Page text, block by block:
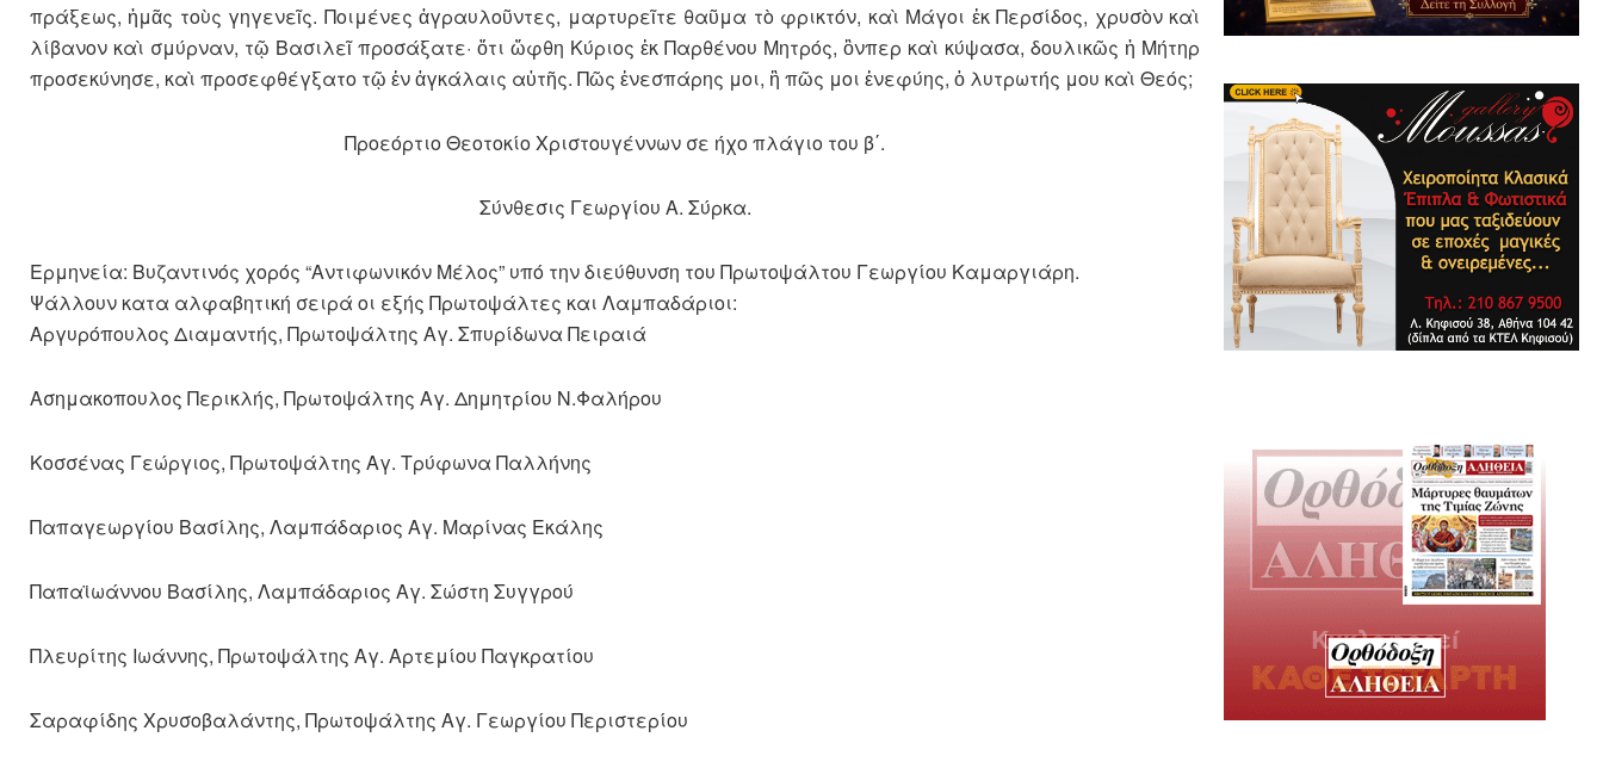
πράξεως, ἡμᾶς τοὺς γηγενεῖς. Ποιμένες ἀγραυλοῦντες, μαρτυρεῖτε θαῦμα τὸ φρικτόν, καὶ Μάγοι ἐκ Περσίδος, χρυσὸν καὶ
λίβανον καὶ σμύρναν, τῷ Βασιλεῖ προσάξατε· ὅτι ὤφθη Κύριος ἐκ Παρθένου Μητρός, ὃνπερ καὶ κύψασα, δουλικῶς ἡ Μήτηρ
προσεκύνησε, καὶ προσεφθέγξατο τῷ ἐν ἀγκάλαις αὐτῆς. Πῶς ἐνεσπάρης μοι, ἢ πῶς μοι ἐνεφύης, ὁ λυτρωτής μου καὶ Θεός;
Προεόρτιο Θεοτοκίο Χριστουγέννων σε ήχο πλάγιο του β΄.
Σύνθεσις Γεωργίου Α. Σύρκα.
Ερμηνεία: Βυζαντινός χορός “Αντιφωνικόν Μέλος” υπό την διεύθυνση του Πρωτοψάλτου Γεωργίου Καμαργιάρη.
Ψάλλουν κατα αλφαβητική σειρά οι εξής Πρωτοψάλτες και Λαμπαδάριοι:
Αργυρόπουλος Διαμαντής, Πρωτοψάλτης Αγ. Σπυρίδωνα Πειραιά
Ασημακοπουλος Περικλής, Πρωτοψάλτης Αγ. Δημητρίου Ν.Φαλήρου
Κοσσένας Γεώργιος, Πρωτοψάλτης Αγ. Τρύφωνα Παλλήνης
Παπαγεωργίου Βασίλης, Λαμπάδαριος Αγ. Μαρίνας Εκάλης
Παπαϊωάννου Βασίλης, Λαμπάδαριος Αγ. Σώστη Συγγρού
Πλευρίτης Ιωάννης, Πρωτοψάλτης Αγ. Αρτεμίου Παγκρατίου
Σαραφίδης Χρυσοβαλάντης, Πρωτοψάλτης Αγ. Γεωργίου Περιστερίου